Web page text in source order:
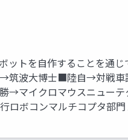
ットを自作することを通
筑波大博士■陸自→対戦
→マイクロマウスニュー
ロボコンマルチコプタ部